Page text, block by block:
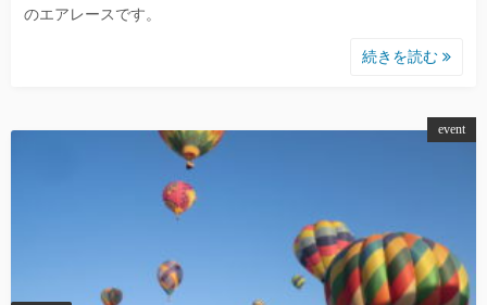
のエアレースです。
続きを読む
event